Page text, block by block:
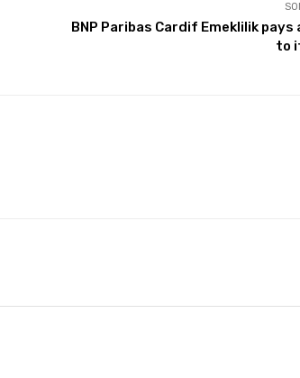
BNP Paribas Cardif Emeklilik
to